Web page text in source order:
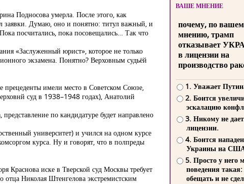
Подносова умерла. После этого, как
заявки. Думаю, оно и понятно: титул важный, и
посчитались, пока посовещались… Так что
«Заслуженный юрист», которое не только
экзамена. Понятно? Верховным судьёй
имели место в Советском Союзе,
суд в 1938–1948 годах), Анатолий
по кандидатуре будет направлено
университет) и учился на одном курсе
курса. Ну и говорят, что в полпреды
Краснова иске в Тверской суд Москвы требует
Николая Штенгелова экстремистским
ВАШЕ МНЕНИЕ
почему, по
мнению, трамп
отказывает
в лицензии на
производство
1. Уважает
2. Боится
эскалацию
3. Никому не
лицензии.
4. Боится
Украины на
5. Просто у него
поведения такая:
обещать и не